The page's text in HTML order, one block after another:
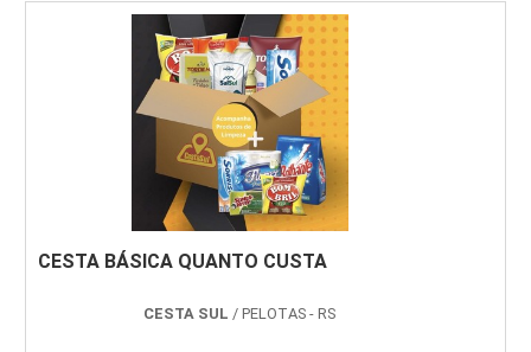
CESTA BÁSICA QUANTO CUSTA
CESTA SUL / PELOTAS - RS